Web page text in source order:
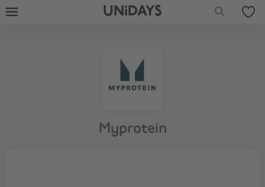
UNiDAYS
Myprotein